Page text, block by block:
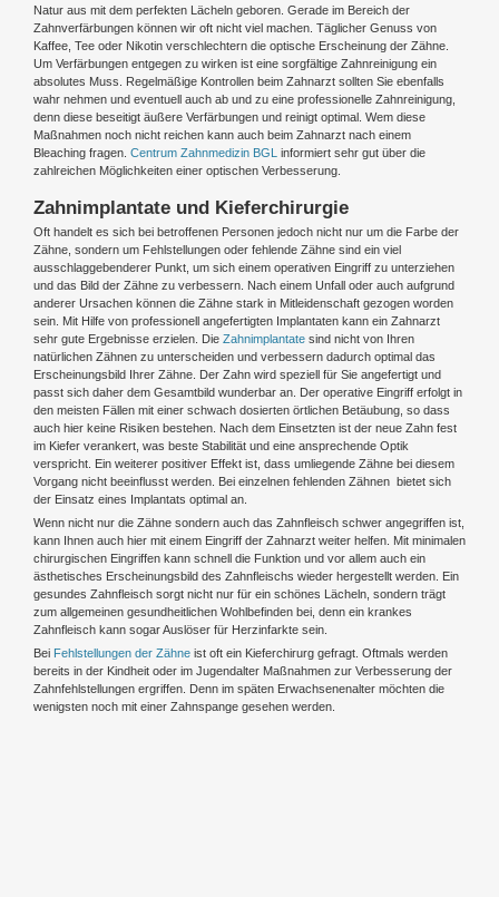
Natur aus mit dem perfekten Lächeln geboren. Gerade im Bereich der
Zahnverfärbungen können wir oft nicht viel machen. Täglicher Genuss von
Kaffee, Tee oder Nikotin verschlechtern die optische Erscheinung der Zähne.
Um Verfärbungen entgegen zu wirken ist eine sorgfältige Zahnreinigung ein
absolutes Muss. Regelmäßige Kontrollen beim Zahnarzt sollten Sie ebenfalls
wahr nehmen und eventuell auch ab und zu eine professionelle Zahnreinigung,
denn diese beseitigt äußere Verfärbungen und reinigt optimal. Wem diese
Maßnahmen noch nicht reichen kann auch beim Zahnarzt nach einem
Bleaching fragen. Centrum Zahnmedizin BGL informiert sehr gut über die
zahlreichen Möglichkeiten einer optischen Verbesserung.
Zahnimplantate und Kieferchirurgie
Oft handelt es sich bei betroffenen Personen jedoch nicht nur um die Farbe der
Zähne, sondern um Fehlstellungen oder fehlende Zähne sind ein viel
ausschlaggebenderer Punkt, um sich einem operativen Eingriff zu unterziehen
und das Bild der Zähne zu verbessern. Nach einem Unfall oder auch aufgrund
anderer Ursachen können die Zähne stark in Mitleidenschaft gezogen worden
sein. Mit Hilfe von professionell angefertigten Implantaten kann ein Zahnarzt
sehr gute Ergebnisse erzielen. Die Zahnimplantate sind nicht von Ihren
natürlichen Zähnen zu unterscheiden und verbessern dadurch optimal das
Erscheinungsbild Ihrer Zähne. Der Zahn wird speziell für Sie angefertigt und
passt sich daher dem Gesamtbild wunderbar an. Der operative Eingriff erfolgt in
den meisten Fällen mit einer schwach dosierten örtlichen Betäubung, so dass
auch hier keine Risiken bestehen. Nach dem Einsetzten ist der neue Zahn fest
im Kiefer verankert, was beste Stabilität und eine ansprechende Optik
verspricht. Ein weiterer positiver Effekt ist, dass umliegende Zähne bei diesem
Vorgang nicht beeinflusst werden. Bei einzelnen fehlenden Zähnen bietet sich
der Einsatz eines Implantats optimal an.
Wenn nicht nur die Zähne sondern auch das Zahnfleisch schwer angegriffen ist,
kann Ihnen auch hier mit einem Eingriff der Zahnarzt weiter helfen. Mit minimalen
chirurgischen Eingriffen kann schnell die Funktion und vor allem auch ein
ästhetisches Erscheinungsbild des Zahnfleischs wieder hergestellt werden. Ein
gesundes Zahnfleisch sorgt nicht nur für ein schönes Lächeln, sondern trägt
zum allgemeinen gesundheitlichen Wohlbefinden bei, denn ein krankes
Zahnfleisch kann sogar Auslöser für Herzinfarkte sein.
Bei Fehlstellungen der Zähne ist oft ein Kieferchirurg gefragt. Oftmals werden
bereits in der Kindheit oder im Jugendalter Maßnahmen zur Verbesserung der
Zahnfehlstellungen ergriffen. Denn im späten Erwachsenenalter möchten die
wenigsten noch mit einer Zahnspange gesehen werden.